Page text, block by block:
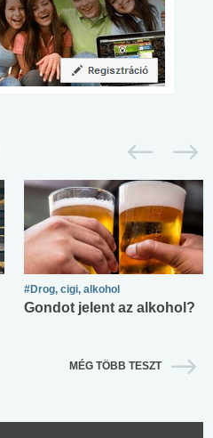
#Drog, cigi, alkohol
Gondot jelent az alkohol?
MÉG TÖBB TESZT